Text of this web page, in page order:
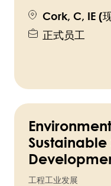
Cork, C, IE (
正式员工
Sustainable
工程工业发展